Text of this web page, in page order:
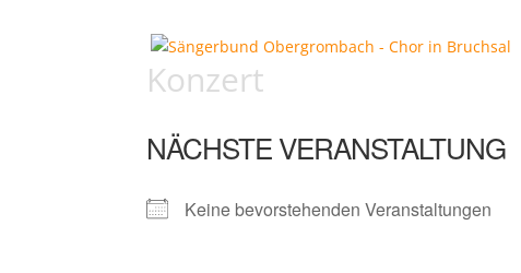
Konzert
NÄCHSTE VERANSTALTUNG
Keine bevorstehenden Veranstaltungen